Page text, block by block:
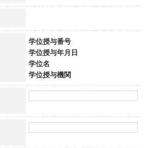
学位授与番号
学位授与年月日
学位名
学位授与機関